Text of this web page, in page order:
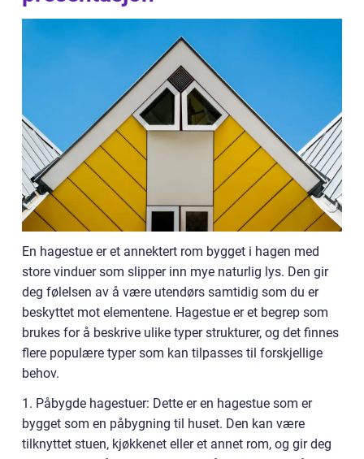
En hagestue er et annektert rom bygget i hagen med
store vinduer som slipper inn mye naturlig lys. Den gir
deg følelsen av å være utendørs samtidig som du er
beskyttet mot elementene. Hagestue er et begrep som
brukes for å beskrive ulike typer strukturer, og det finnes
flere populære typer som kan tilpasses til forskjellige
behov.
1. Påbygde hagestuer: Dette er en hagestue som er
bygget som en påbygning til huset. Den kan være
tilknyttet stuen, kjøkkenet eller et annet rom, og gir deg